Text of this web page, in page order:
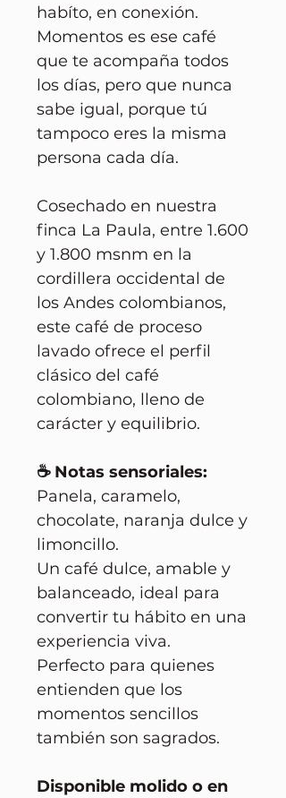
habíto, en conexión.
Momentos es ese café
que te acompaña todos
los días, pero que nunca
sabe igual, porque tú
tampoco eres la misma
persona cada día.
Cosechado en nuestra
finca La Paula, entre 1.600
y 1.800 msnm en la
cordillera occidental de
los Andes colombianos,
este café de proceso
lavado ofrece el perfil
clásico del café
colombiano, lleno de
carácter y equilibrio.
☕ Notas sensoriales:
Panela, caramelo,
chocolate, naranja dulce y
limoncillo.
Un café dulce, amable y
balanceado, ideal para
convertir tu hábito en una
experiencia viva.
Perfecto para quienes
entienden que los
momentos sencillos
también son sagrados.
Disponible molido o en